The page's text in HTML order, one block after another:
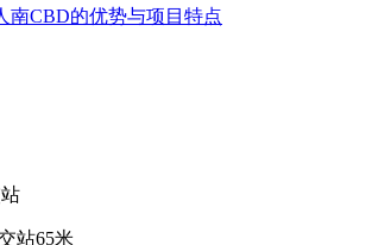
南CBD的优势与项目特点
站65米